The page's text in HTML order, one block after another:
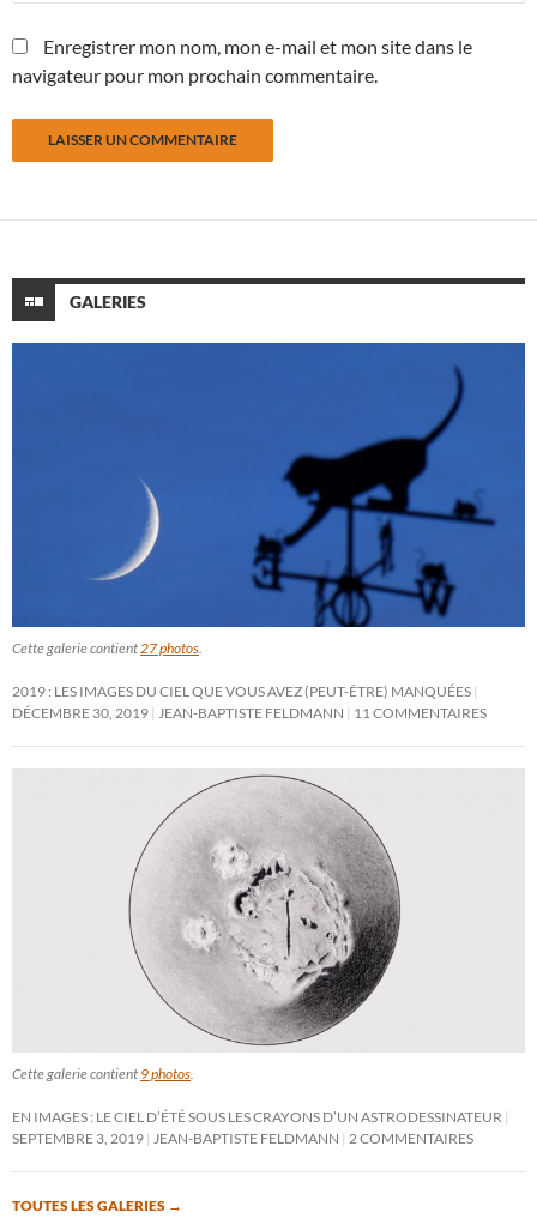
Enregistrer mon nom, mon e-mail et mon site dans le
navigateur pour mon prochain commentaire.
GALERIES
Cette galerie contient 27 photos
2019 : LES IMAGES DU CIEL QUE VOUS AVEZ (PEUT-ÊTRE) MANQUÉES
DÉCEMBRE 30, 2019
JEAN-BAPTISTE FELDMANN 11 COMMENTAIRES
Cette galerie contient 9 photos
EN IMAGES : LE CIEL D’ÉTÉ SOUS LES CRAYONS D’UN ASTRODESSINATEUR
SEPTEMBRE 3, 2019
JEAN-BAPTISTE FELDMANN 2 COMMENTAIRES
TOUTES LES GALERIES →